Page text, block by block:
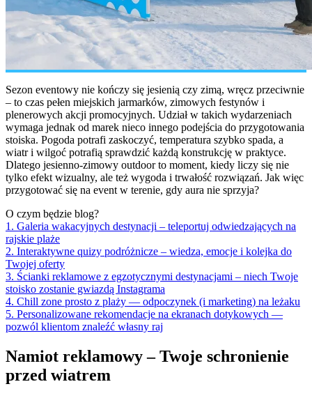
Sezon eventowy nie kończy się jesienią czy zimą, wręcz przeciwnie
– to czas pełen miejskich jarmarków, zimowych festynów i
plenerowych akcji promocyjnych. Udział w takich wydarzeniach
wymaga jednak od marek nieco innego podejścia do przygotowania
stoiska. Pogoda potrafi zaskoczyć, temperatura szybko spada, a
wiatr i wilgoć potrafią sprawdzić każdą konstrukcję w praktyce.
Dlatego jesienno-zimowy outdoor to moment, kiedy liczy się nie
tylko efekt wizualny, ale też wygoda i trwałość rozwiązań. Jak więc
przygotować się na event w terenie, gdy aura nie sprzyja?
O czym będzie blog?
1. Galeria wakacyjnych destynacji – teleportuj odwiedzających na
rajskie plaże
2. Interaktywne quizy podróżnicze – wiedza, emocje i kolejka do
Twojej oferty
3. Ścianki reklamowe z egzotycznymi destynacjami – niech Twoje
stoisko zostanie gwiazdą Instagrama
4. Chill zone prosto z plaży — odpoczynek (i marketing) na leżaku
5. Personalizowane rekomendacje na ekranach dotykowych —
pozwól klientom znaleźć własny raj
Namiot reklamowy – Twoje schronienie
przed wiatrem